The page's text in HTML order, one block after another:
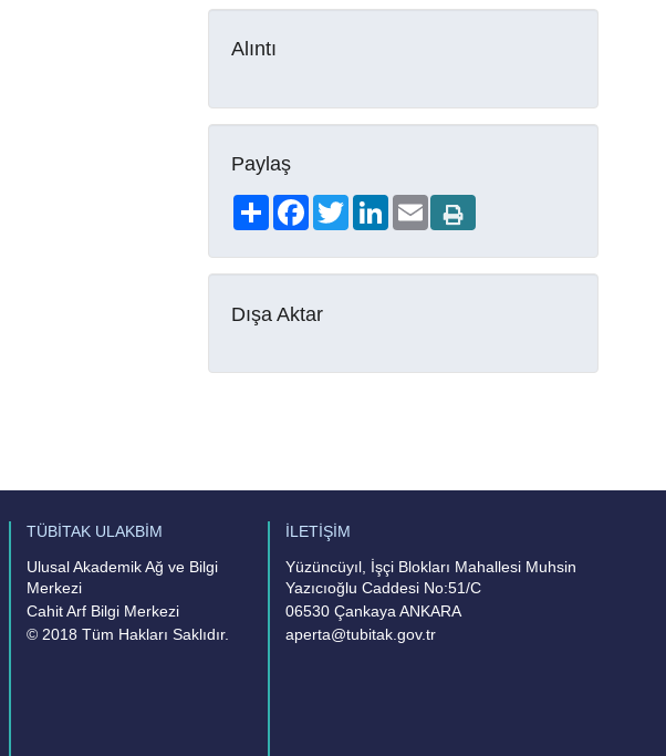
Alıntı
Paylaş
ShareFacebookTwitterLinkedIn
Email
Dışa Aktar
TÜBİTAK ULAKBİM
Ulusal Akademik Ağ ve Bilgi
Merkezi
Cahit Arf Bilgi Merkezi
© 2018 Tüm Hakları Saklıdır.
İLETİŞİM
Yüzüncüyıl, İşçi Blokları Mahallesi Muhsin
Yazıcıoğlu Caddesi No:51/C
06530 Çankaya ANKARA
aperta@tubitak.gov.tr